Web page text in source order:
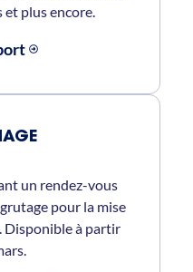
plus encore.
un rendez-vous
pour la mise
Disponible à partir